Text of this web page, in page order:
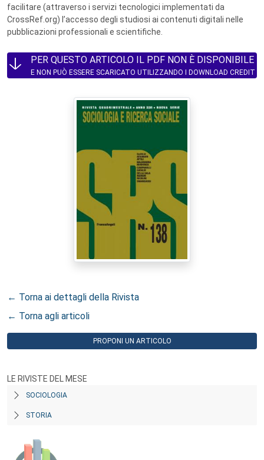
facilitare (attraverso i servizi tecnologici implementati da
CrossRef.org) l’accesso degli studiosi ai contenuti digitali nelle
pubblicazioni professionali e scientifiche.
PER QUESTO ARTICOLO IL PDF NON È DISPONIBILE
E NON PUÒ ESSERE SCARICATO UTILIZZANDO I DOWNLOAD CREDIT
← Torna ai dettagli della Rivista
← Torna agli articoli
PROPONI UN ARTICOLO
LE RIVISTE DEL MESE
SOCIOLOGIA
STORIA